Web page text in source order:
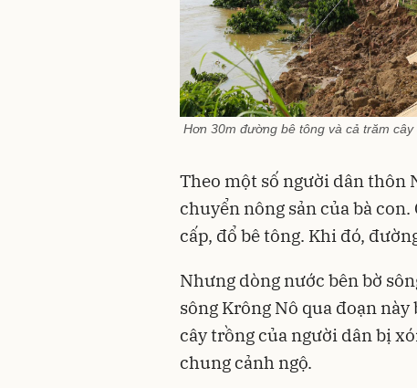
Hơn 30m đường bê tông và cả trăm
Theo một số người dân thôn
chuyển nông sản của bà
cấp, đổ bê tông. Khi đó,
Nhưng dòng nước bên bờ
sông Krông Nô qua đoạn
cây trồng của người dân bị
chung cảnh ngộ.